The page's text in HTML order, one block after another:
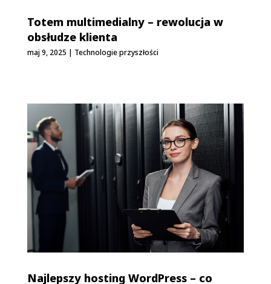
Totem multimedialny – rewolucja w
obsłudze klienta
maj 9, 2025 Technologie przyszłości
Najlepszy hosting WordPress – co